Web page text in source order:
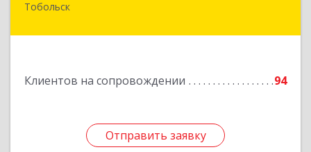
Тобольск
Клиентов на сопровождении 94
Отправить заявку
626150, Тюменская обл, Тобольск г, 7-й мкр,
Отправить заявку